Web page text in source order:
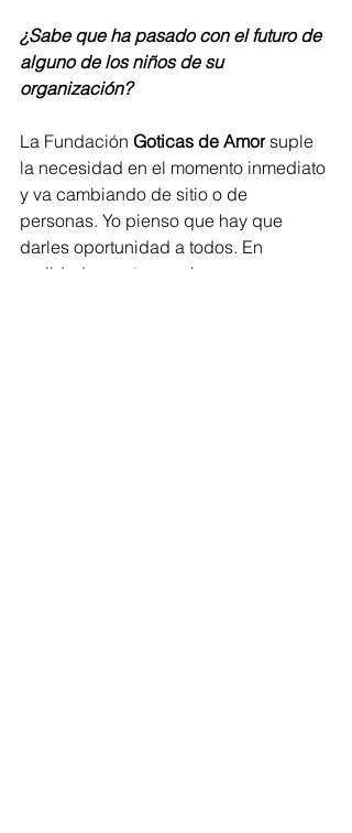
¿Sabe que ha pasado con el futuro de
alguno de los niños de su
organización?
La Fundación Goticas de Amor suple
la necesidad en el momento inmediato
y va cambiando de sitio o de
personas. Yo pienso que hay que
darles oportunidad a todos. En
realidad, nosotros no hacemos esa